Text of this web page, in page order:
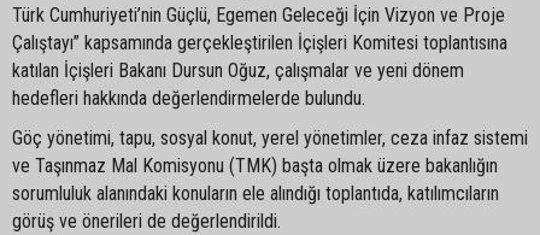
Türk Cumhuriyeti’nin Güçlü, Egemen Geleceği İçin Vizyon ve Proje
Çalıştayı” kapsamında gerçekleştirilen İçişleri Komitesi toplantısına
katılan İçişleri Bakanı Dursun Oğuz, çalışmalar ve yeni dönem
hedefleri hakkında değerlendirmelerde bulundu.
Göç yönetimi, tapu, sosyal konut, yerel yönetimler, ceza infaz sistemi
ve Taşınmaz Mal Komisyonu (TMK) başta olmak üzere bakanlığın
sorumluluk alanındaki konuların ele alındığı toplantıda, katılımcıların
görüş ve önerileri de değerlendirildi.